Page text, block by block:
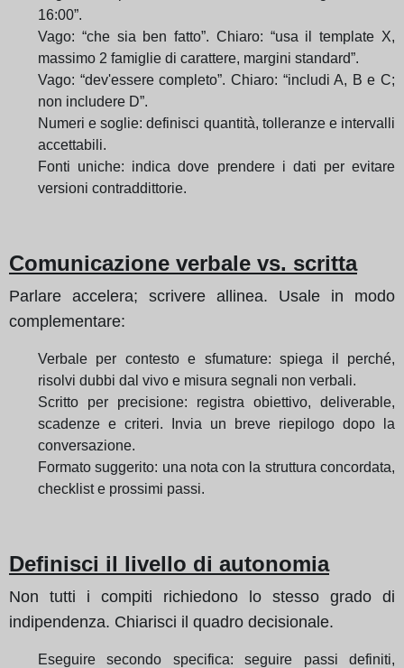
16:00”.
Vago: “che sia ben fatto”. Chiaro: “usa il template X,
massimo 2 famiglie di carattere, margini standard”.
Vago: “dev'essere completo”. Chiaro: “includi A, B e C;
non includere D”.
Numeri e soglie: definisci quantità, tolleranze e intervalli
accettabili.
Fonti uniche: indica dove prendere i dati per evitare
versioni contraddittorie.
Comunicazione verbale vs. scritta
Parlare accelera; scrivere allinea. Usale in modo
complementare:
Verbale per contesto e sfumature: spiega il perché,
risolvi dubbi dal vivo e misura segnali non verbali.
Scritto per precisione: registra obiettivo, deliverable,
scadenze e criteri. Invia un breve riepilogo dopo la
conversazione.
Formato suggerito: una nota con la struttura concordata,
checklist e prossimi passi.
Definisci il livello di autonomia
Non tutti i compiti richiedono lo stesso grado di
indipendenza. Chiarisci il quadro decisionale.
Eseguire secondo specifica: seguire passi definiti,